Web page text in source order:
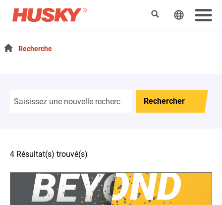
RechercherChanger
Recherche
Rechercher
4 Résultat(s) trouvé(s)